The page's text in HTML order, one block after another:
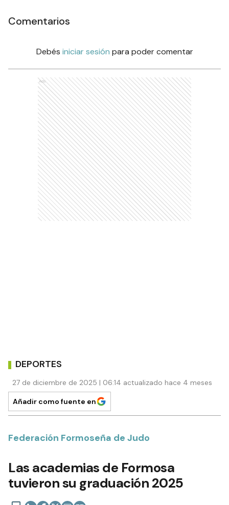
Comentarios
Debés iniciar sesión para poder comentar
Ads
DEPORTES
27 de diciembre de 2025 | 06:14 actualizado hace 4 meses
Añadir como fuente en
Federación Formoseña de Judo
Las academias de Formosa
tuvieron su graduación 2025